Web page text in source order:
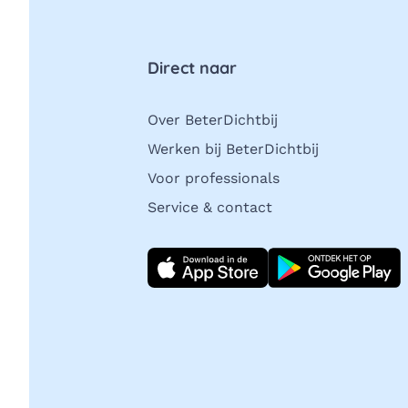
Direct naar
Over BeterDichtbij
Werken bij BeterDichtbij
Voor professionals
Service & contact
Download direct